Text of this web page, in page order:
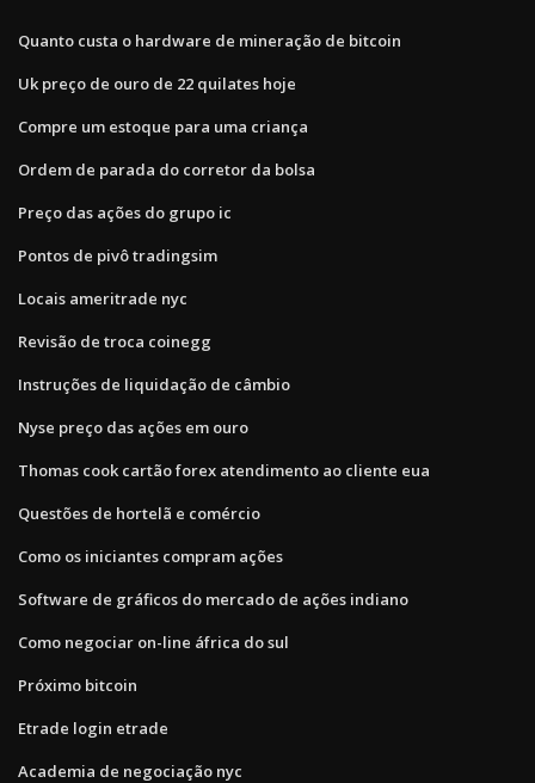
Quanto custa o hardware de mineração de bitcoin
Uk preço de ouro de 22 quilates hoje
Compre um estoque para uma criança
Ordem de parada do corretor da bolsa
Preço das ações do grupo ic
Pontos de pivô tradingsim
Locais ameritrade nyc
Revisão de troca coinegg
Instruções de liquidação de câmbio
Nyse preço das ações em ouro
Thomas cook cartão forex atendimento ao cliente eua
Questões de hortelã e comércio
Como os iniciantes compram ações
Software de gráficos do mercado de ações indiano
Como negociar on-line áfrica do sul
Próximo bitcoin
Etrade login etrade
Academia de negociação nyc